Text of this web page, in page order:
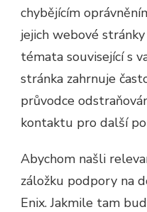
chybějícím
jejich webové
témata související s
stránka zahrnuje
průvodce
kontaktu pro další
Abychom našli
záložku podpory na
Enix. Jakmile tam